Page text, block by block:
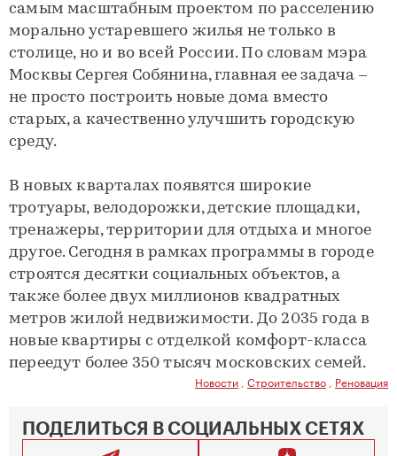
самым масштабным проектом по расселению
морально устаревшего жилья не только в
столице, но и во всей России. По словам мэра
Москвы Сергея Собянина, главная ее задача –
не просто построить новые дома вместо
старых, а качественно улучшить городскую
среду.
В новых кварталах появятся широкие
тротуары, велодорожки, детские площадки,
тренажеры, территории для отдыха и многое
другое. Сегодня в рамках программы в городе
строятся десятки социальных объектов, а
также более двух миллионов квадратных
метров жилой недвижимости. До 2035 года в
новые квартиры с отделкой комфорт-класса
переедут более 350 тысяч московских семей.
Новости Строительство Реновация
ПОДЕЛИТЬСЯ В СОЦИАЛЬНЫХ СЕТЯХ